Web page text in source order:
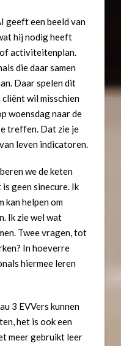
geeft een beeld van
hij nodig heeft
activiteitenplan.
die daar samen
Daar spelen dit
wil misschien
woensdag naar de
treffen. Dat zie je
leven indicatoren.
we de keten
geen sinecure. Ik
kan helpen om
Ik zie wel wat
Twee vragen, tot
In hoeverre
hiermee leren
3 EVVers kunnen
het is ook een
meer gebruikt leer